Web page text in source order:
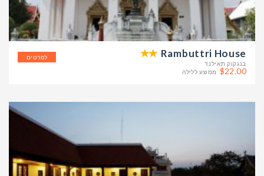
לפרטים Rambuttri House
בנגקוק תאילנד
$22.00 ממוצע ללילה